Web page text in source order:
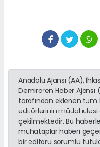
Anadolu Ajansı (AA),
Demirören Haber Ajansı
tarafından eklenen tüm
editörlerinin müdahalesi
çekilmektedir. Bu
muhataplar haberi
bir editörü sorumlu